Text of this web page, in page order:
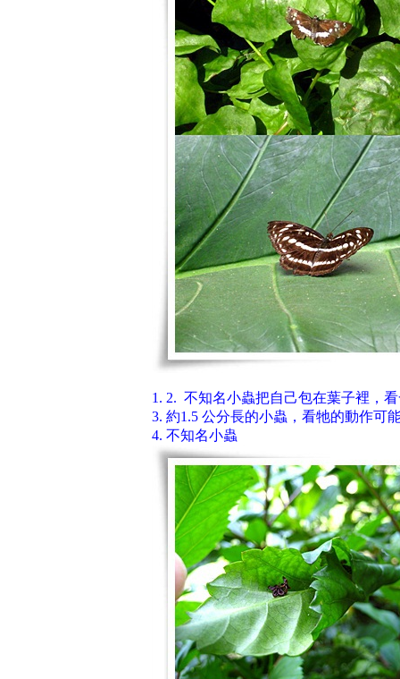
1. 2. 不知名小蟲把自己包在葉子裡，
3. 約1.5 公分長的小蟲，看牠的動作可
4. 不知名小蟲